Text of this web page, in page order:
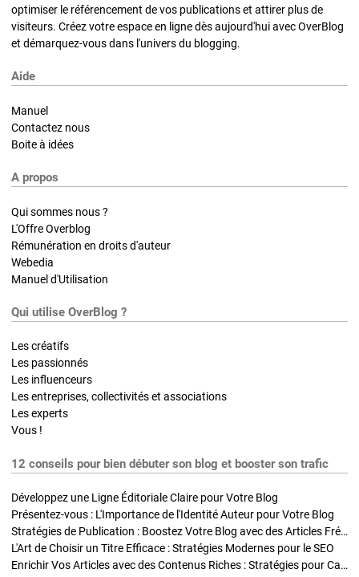
optimiser le référencement de vos publications et attirer plus de
visiteurs. Créez votre espace en ligne dès aujourd'hui avec OverBlog
et démarquez-vous dans l'univers du blogging.
Aide
Manuel
Contactez nous
Boite à idées
A propos
Qui sommes nous ?
L'Offre Overblog
Rémunération en droits d'auteur
Webedia
Manuel d'Utilisation
Qui utilise OverBlog ?
Les créatifs
Les passionnés
Les influenceurs
Les entreprises, collectivités et associations
Les experts
Vous !
12 conseils pour bien débuter son blog et booster son trafic
Développez une Ligne Éditoriale Claire pour Votre Blog
Présentez-vous : L'Importance de l'Identité Auteur pour Votre Blog
Stratégies de Publication : Boostez Votre Blog avec des Articles Fréquents et Exclusifs
L'Art de Choisir un Titre Efficace : Stratégies Modernes pour le SEO
Enrichir Vos Articles avec des Contenus Riches : Stratégies pour Captiver et Optimiser